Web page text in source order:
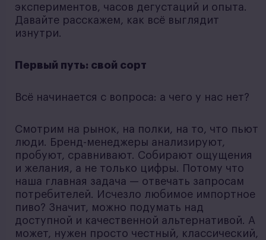
экспериментов, часов дегустаций и опыта.
Давайте расскажем, как всё выглядит
изнутри.
Первый путь: свой сорт
Всё начинается с вопроса: а чего у нас нет?
Смотрим на рынок, на полки, на то, что пьют
люди. Бренд-менеджеры анализируют,
пробуют, сравнивают. Собирают ощущения
и желания, а не только цифры. Потому что
наша главная задача — отвечать запросам
потребителей. Исчезло любимое импортное
пиво? Значит, можно подумать над
доступной и качественной альтернативой. А
может, нужен просто честный, классический,